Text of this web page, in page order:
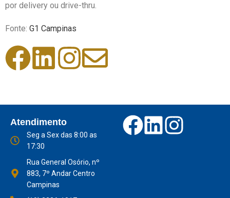
por delivery ou drive-thru.
Fonte: G1 Campinas
Atendimento
Seg a Sex das 8:00 as
17:30
Rua General Osório, nº
883, 7º Andar Centro
Campinas